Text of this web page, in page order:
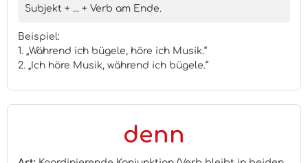
Subjekt + ... + Verb am Ende.
Beispiel:
1. „Während ich bügele, höre ich Musik.“
2. „Ich höre Musik, während ich bügele.“
denn